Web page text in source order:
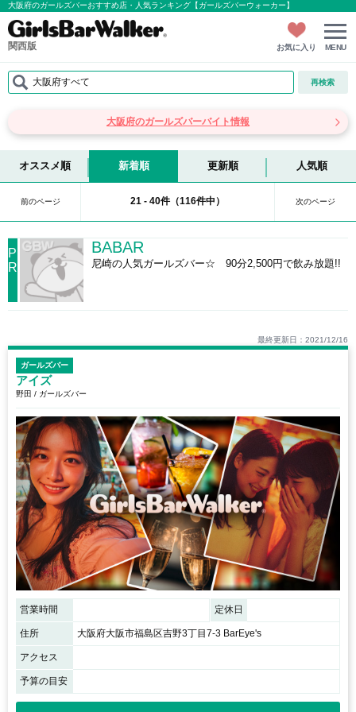
大阪府のガールズバーおすすめ店・人気ランキング【ガールズバーウォーカー】
関西版 お気に入り MENU
大阪府すべて 再検索
大阪府のガールズバーバイト情報
オススメ順 新着順 更新順 人気順
前のページ 21 - 40件（116件中） 次のページ
P
R
BABAR
尼崎の人気ガールズバー☆ 90分2,500円で飲み放題!!
最終更新日：2021/12/16
ガールズバー
アイズ
野田 / ガールズバー
営業時間 定休日
住所 大阪府大阪市福島区吉野3丁目7-3 BarEye's
アクセス
予算の目安